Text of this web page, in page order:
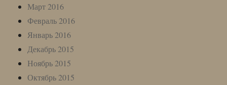
Март 2016
Февраль 2016
Январь 2016
Декабрь 2015
Ноябрь 2015
Октябрь 2015